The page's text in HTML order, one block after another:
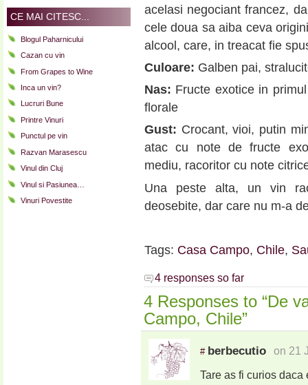
CE MAI CITESC...
Blogul Paharnicului
Cazan cu vin
From Grapes to Wine
Inca un vin?
Lucruri Bune
Printre Vinuri
Punctul pe vin
Razvan Marasescu
Vinul din Cluj
Vinul si Pasiunea…
Vinuri Povestite
acelasi negociant francez,
cele doua sa aiba ceva
alcool, care, in treacat fie
Culoare: Galben pai,
Nas: Fructe exotice in
florale
Gust: Crocant, vioi, putin
atac cu note de fructe
mediu, racoritor cu note
Una peste alta, un vin
deosebite, dar care nu m-a
Tags: Casa Campo, Chile,
4 responses so far
4 Responses to “De
Campo, Chile”
# berbecutio on 21
Tare as fi curios daca